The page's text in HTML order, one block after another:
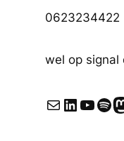
0623234422
wel op signal
E-mail LinkedIn YouTube Spotify Mastodon